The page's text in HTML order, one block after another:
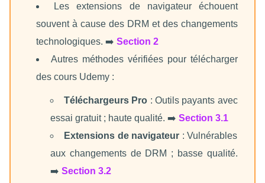
Les extensions de navigateur échouent
souvent à cause des DRM et des changements
technologiques. ➡️ Section 2
Autres méthodes vérifiées pour télécharger
des cours Udemy :
Téléchargeurs Pro : Outils payants avec
essai gratuit ; haute qualité. ➡️ Section 3.1
Extensions de navigateur : Vulnérables
aux changements de DRM ; basse qualité.
➡️ Section 3.2